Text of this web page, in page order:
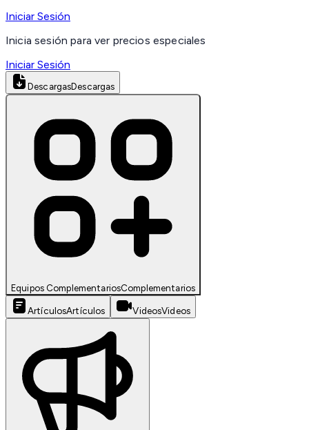
Iniciar Sesión
Inicia sesión para ver precios especiales
Iniciar Sesión
DescargasDescargas
Equipos ComplementariosComplementarios
ArtículosArtículos VideosVideos